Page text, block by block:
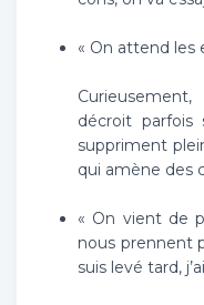
« On attend les
décroit parfois
suppriment
qui amène des
« On vient de
nous prennent
suis levé tard,